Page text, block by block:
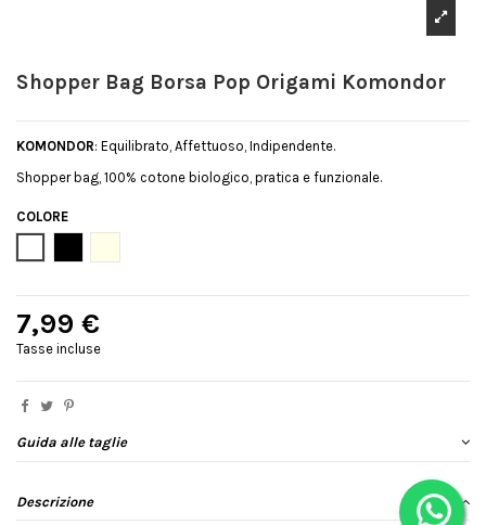
Shopper Bag Borsa Pop Origami Komondor
KOMONDOR: Equilibrato, Affettuoso, Indipendente.
Shopper bag, 100% cotone biologico, pratica e funzionale.
COLORE
7,99 €
Tasse incluse
Guida alle taglie
Descrizione